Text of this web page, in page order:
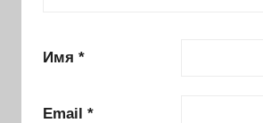
Имя *
Email *